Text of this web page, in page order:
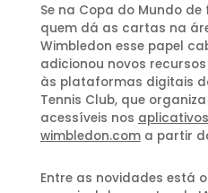
Se na Copa do Mundo de
quem dá as cartas na
Wimbledon esse papel
adicionou novos
às plataformas digitais
Tennis Club, que
acessíveis nos
wimbledon.coma partir
Entre as novidades está